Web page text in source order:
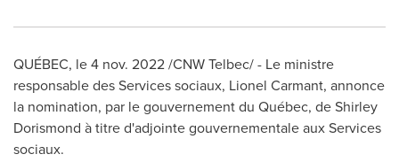
QUÉBEC, le4 nov. 2022/CNW Telbec/ - Le ministre
responsable des Services sociaux, Lionel Carmant, annonce
la nomination, par le gouvernement du Québec, deShirley
Dorismond à titre d'adjointe gouvernementale aux Services
sociaux.